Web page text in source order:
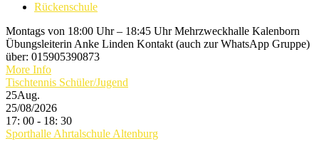
Rückenschule
Montags von 18:00 Uhr – 18:45 Uhr Mehrzweckhalle Kalenborn
Übungsleiterin Anke Linden Kontakt (auch zur WhatsApp Gruppe)
über: 015905390873
More Info
Tischtennis Schüler/Jugend
25Aug.
25/08/2026
17: 00 - 18: 30
Sporthalle Ahrtalschule Altenburg